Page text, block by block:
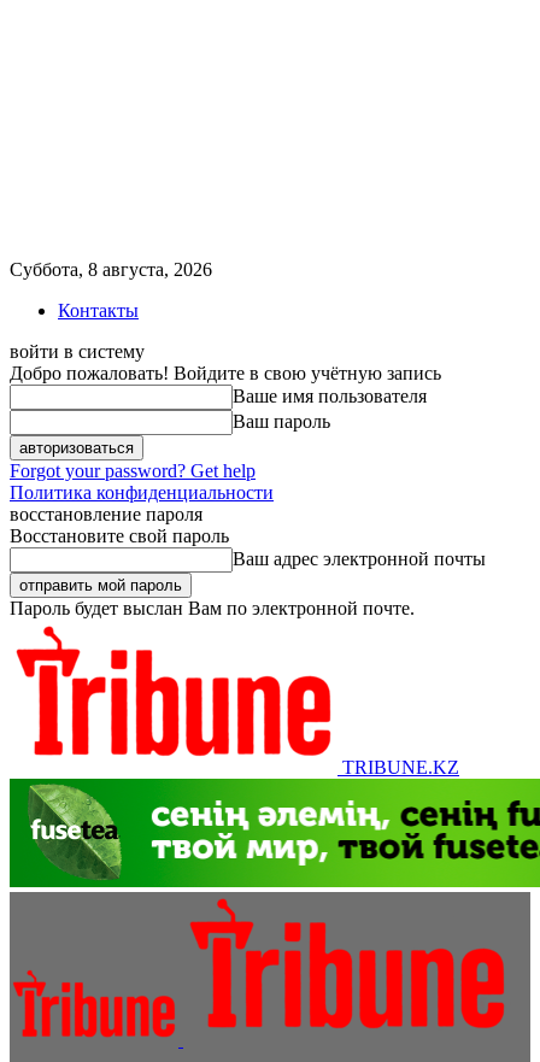
Суббота, 8 августа, 2026
Контакты
войти в систему
Добро пожаловать! Войдите в свою учётную запись
Ваше имя пользователя
Ваш пароль
Forgot your password? Get help
Политика конфиденциальности
восстановление пароля
Восстановите свой пароль
Ваш адрес электронной почты
Пароль будет выслан Вам по электронной почте.
TRIBUNE.KZ